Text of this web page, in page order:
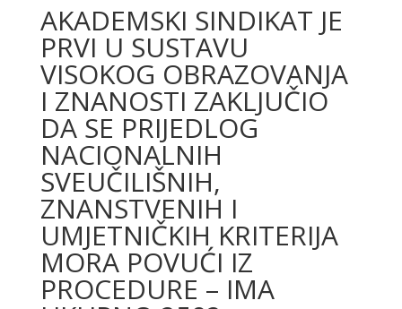
AKADEMSKI SINDIKAT JE
PRVI U SUSTAVU
VISOKOG OBRAZOVANJA
I ZNANOSTI ZAKLJUČIO
DA SE PRIJEDLOG
NACIONALNIH
SVEUČILIŠNIH,
ZNANSTVENIH I
UMJETNIČKIH KRITERIJA
MORA POVUĆI IZ
PROCEDURE – IMA